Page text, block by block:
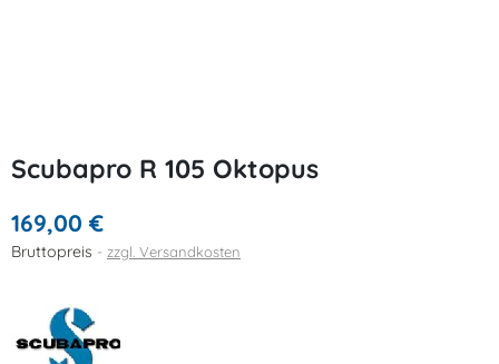
Scubapro R 105 Oktopus
169,00 €
Bruttopreis zzgl. Versandkosten